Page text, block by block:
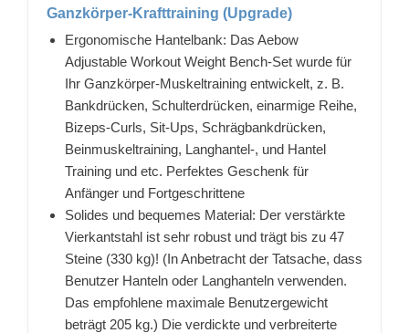
Ganzkörper-Krafttraining (Upgrade)
Ergonomische Hantelbank: Das Aebow
Adjustable Workout Weight Bench-Set wurde für
Ihr Ganzkörper-Muskeltraining entwickelt, z. B.
Bankdrücken, Schulterdrücken, einarmige Reihe,
Bizeps-Curls, Sit-Ups, Schrägbankdrücken,
Beinmuskeltraining, Langhantel-, und Hantel
Training und etc. Perfektes Geschenk für
Anfänger und Fortgeschrittene
Solides und bequemes Material: Der verstärkte
Vierkantstahl ist sehr robust und trägt bis zu 47
Steine (330 kg)! (In Anbetracht der Tatsache, dass
Benutzer Hanteln oder Langhanteln verwenden.
Das empfohlene maximale Benutzergewicht
beträgt 205 kg.) Die verdickte und verbreiterte